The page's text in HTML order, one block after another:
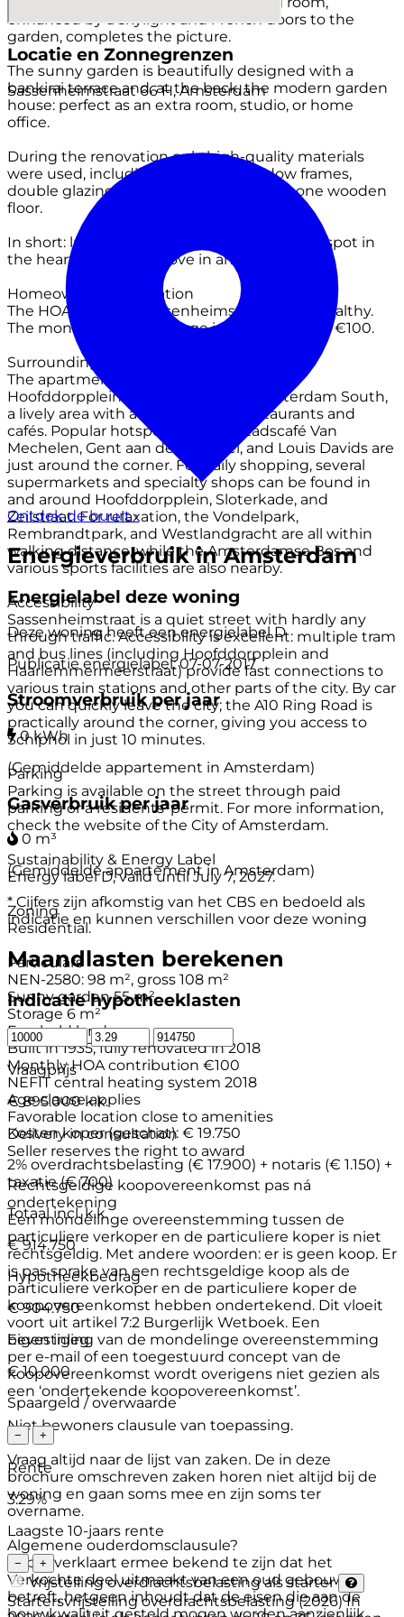
enhanced by a skylight and French doors to the
garden, completes the picture.
The sunny garden is beautifully designed with a
bankirai terrace and, at the back, the modern garden
house: perfect as an extra room, studio, or home
office.
During the renovation only high-quality materials
were used, including hardwood window frames,
double glazing, and a beautiful herringbone wooden
floor.
In short: luxury, light, and space – a peaceful spot in
the heart of the city. Move in and enjoy!
Homeowners’ Association
The HOA, named “Sassenheimstraat 66,” is healthy.
The monthly service charge is approximately €100.
Surroundings
The apartment is located in the popular
Hoofddorpplein neighborhood in Amsterdam South,
a lively area with a wide range of restaurants and
cafés. Popular hotspots such as Stadscafé Van
Mechelen, Gent aan de Schinkel, and Louis Davids are
just around the corner. For daily shopping, several
supermarkets and specialty shops can be found in
and around Hoofddorpplein, Sloterkade, and
Zeilstraat. For relaxation, the Vondelpark,
Rembrandtpark, and Westlandgracht are all within
walking distance, while the Amsterdamse Bos and
various sports facilities are also nearby.
Accessibility
Sassenheimstraat is a quiet street with hardly any
through traffic. Accessibility is excellent: multiple tram
and bus lines (including Hoofddorpplein and
Haarlemmermeerstraat) provide fast connections to
various train stations and other parts of the city. By car
you can quickly leave the city; the A10 Ring Road is
practically around the corner, giving you access to
Schiphol in just 10 minutes.
Parking
Parking is available on the street through paid
parking or a residents’ permit. For more information,
check the website of the City of Amsterdam.
Sustainability & Energy Label
Energy label D, valid until July 7, 2027.
Zoning
Residential.
Particulars
NEN-2580: 98 m², gross 108 m²
Sunny garden 55 m²
Storage 6 m²
Freehold land
Built in 1935, fully renovated in 2018
Monthly HOA contribution €100
NEFIT central heating system 2018
Age clause applies
Favorable location close to amenities
Delivery in consultation
Seller reserves the right to award
Rechtsgeldige koopovereenkomst pas ná
ondertekening
Een mondelinge overeenstemming tussen de
particuliere verkoper en de particuliere koper is niet
rechtsgeldig. Met andere woorden: er is geen koop. Er
is pas sprake van een rechtsgeldige koop als de
particuliere verkoper en de particuliere koper de
koopovereenkomst hebben ondertekend. Dit vloeit
voort uit artikel 7:2 Burgerlijk Wetboek. Een
bevestiging van de mondelinge overeenstemming
per e-mail of een toegestuurd concept van de
koopovereenkomst wordt overigens niet gezien als
een ‘ondertekende koopovereenkomst’.
Niet bewoners clausule van toepassing.
Vraag altijd naar de lijst van zaken. De in deze
brochure omschreven zaken horen niet altijd bij de
woning en gaan soms mee en zijn soms ter
overname.
Algemene ouderdomsclausule?
Koper verklaart ermee bekend te zijn dat het
Verkochte deel uitmaakt van een oud gebouw
betreft, hetgeen inhoudt dat de eisen die aan de
Locatie en Zonnegrenzen
Sassenheimstraat 66 H, Amsterdam
Ontdek de buurt›
Energieverbruik in Amsterdam
Energielabel deze woning
Deze woning heeft een energielabelD
Publicatie energielabel: 07-07-2017
Stroomverbruik per jaar
0 kWh
(Gemiddelde appartement in Amsterdam)
Gasverbruik per jaar
0 m³
(Gemiddelde appartement in Amsterdam)
* Cijfers zijn afkomstig van het CBS en bedoeld als
indicatie en kunnen verschillen voor deze woning
Maandlasten berekenen
Indicatie hypotheeklasten
Vraagprijs
€ 895.000 k.k.
Kosten koper (geschat): € 19.750
2% overdrachtsbelasting (€ 17.900) + notaris (€ 1.150) +
taxatie (€ 700)
Totaal incl. k.k.
€ 914.750
Hypotheekbedrag
€ 904.750
Eigen inleg
€ 10.000
Spaargeld / overwaarde
− +
Rente
3.29%
Laagste 10-jaars rente
− +
Vrijstelling overdrachtsbelasting als starter
Startersvrijstelling overdrachtsbelasting (2026)In